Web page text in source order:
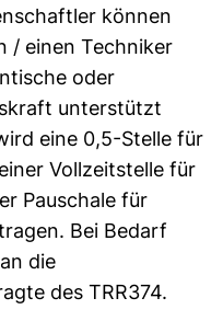
können
/ einen Techniker
oder
unterstützt
eine 0,5-Stelle für
Vollzeitstelle für
Pauschale für
Bei Bedarf
die
des TRR374.